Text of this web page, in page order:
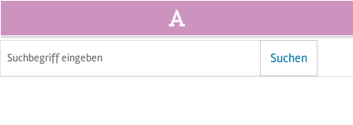
Suchen